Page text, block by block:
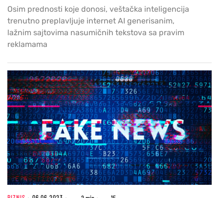
Osim prednosti koje donosi, veštačka inteligencija
trenutno preplavljuje internet AI generisanim,
lažnim sajtovima nasumičnih tekstova sa pravim
reklamama